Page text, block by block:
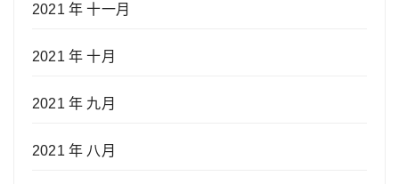
2021 年 十一月
2021 年 十月
2021 年 九月
2021 年 八月